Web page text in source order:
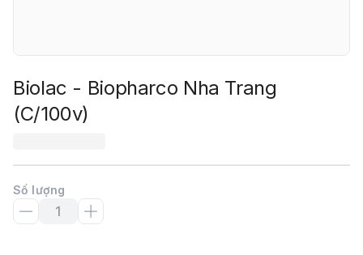
Biolac - Biopharco Nha Trang
(C/100v)
Số lượng